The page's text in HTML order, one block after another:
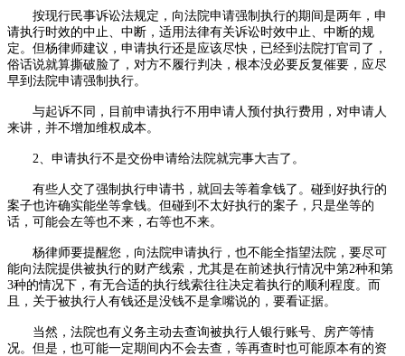
按现行民事诉讼法规定，向法院申请强制执行的期间是两年，申
请执行时效的中止、中断，适用法律有关诉讼时效中止、中断的规
定。但杨律师建议，申请执行还是应该尽快，已经到法院打官司了，
俗话说就算撕破脸了，对方不履行判决，根本没必要反复催要，应尽
早到法院申请强制执行。
与起诉不同，目前申请执行不用申请人预付执行费用，对申请人
来讲，并不增加维权成本。
2、申请执行不是交份申请给法院就完事大吉了。
有些人交了强制执行申请书，就回去等着拿钱了。碰到好执行的
案子也许确实能坐等拿钱。但碰到不太好执行的案子，只是坐等的
话，可能会左等也不来，右等也不来。
杨律师要提醒您，向法院申请执行，也不能全指望法院，要尽可
能向法院提供被执行的财产线索，尤其是在前述执行情况中第2种和第
3种的情况下，有无合适的执行线索往往决定着执行的顺利程度。而
且，关于被执行人有钱还是没钱不是拿嘴说的，要看证据。
当然，法院也有义务主动去查询被执行人银行账号、房产等情
况。但是，也可能一定期间内不会去查，等再查时也可能原本有的资